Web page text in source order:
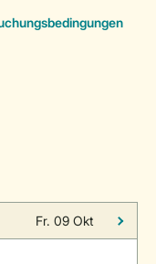
Fr. 09 Okt